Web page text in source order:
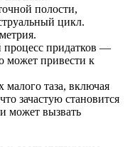
полости,
цикл.
процесс придатков —
может привести к
таза, включая
зачастую становится
может вызвать